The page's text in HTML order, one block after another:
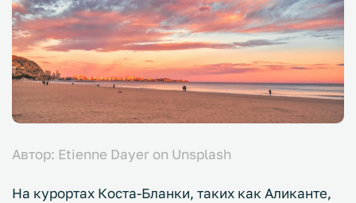
Автор: Etienne Dayer on Unsplash
На курортах Коста-Бланки, таких как Аликанте,